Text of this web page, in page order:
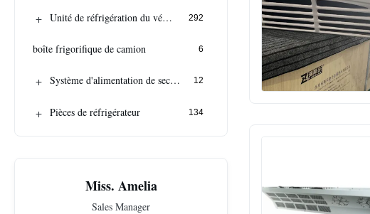
+ Unité de réfrigération du véhicule 292
boîte frigorifique de camion 6
+ Système d'alimentation de secours 12
+ Pièces de réfrigérateur 134
Miss. Amelia
Sales Manager